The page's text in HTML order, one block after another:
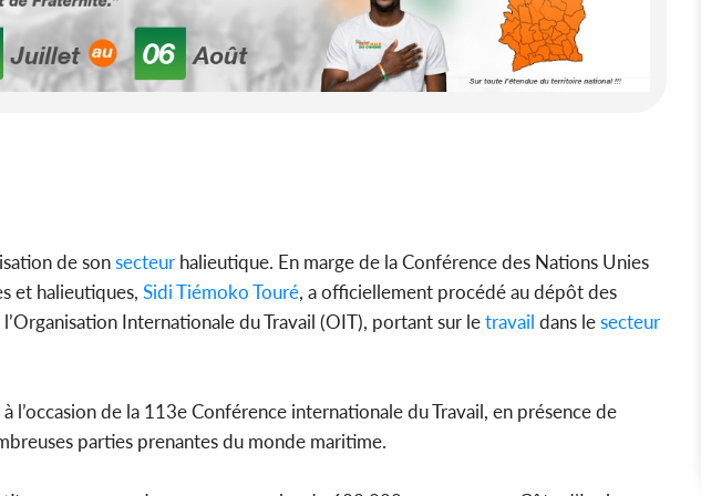
de sonsecteur halieutique. En marge de la Conférence des Nations Unies
et halieutiques, SidiTiémokoTouré, a officiellement procédé au dépôt des
Internationale du Travail (OIT), portant sur letravail dans lesecteur
l’occasion de la 113e Conférence internationale du Travail, en présence de
parties prenantes du monde maritime.
Côte d'Ivoire : Eléphants, le
franco-ivoirien Siramana
Dembélé nommé adjoin...
Mindef dément les rum...